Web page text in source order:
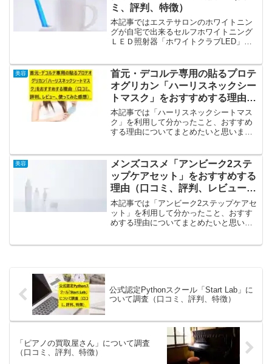
ミ、評判、特徴）
本記事ではエステサロンのホワイトニン
グが自宅で出来るセルフホワイトニング
ＬＥＤ照射器「ホワイトクラブLED」を
しまい、素顔を見られるのに抵抗感があ
りマスクを外せない歯科...
美容
首元・デコルテ専用の貼るプロテ
オグリカン「ハーリスネックシー
トマスク」をおすすめする理由
（口コミ、評判、レビュー、使っ
てみた感想）
本記事では「ハーリスネックシートマス
ク」を利用して分かったこと、おすすめ
する理由についてまとめたいと思いま
が気になるという方におすすめです。
「ハーリスネックシートマスク」...
美容
メンズコスメ「アンビーク2ステ
ップケアセット」をおすすめする
理由（口コミ、評判、レビュー、
使ってみた感想）
本記事では「アンビーク2ステップケアセ
ット」を利用して分かったこと、おすす
めする理由についてまとめたいと思いま
公式認定Pythonスクール「Start Lab」に
ついて調査（口コミ、評判、特徴）
「ピアノの買取屋さん」について調査
（口コミ、評判、特徴）